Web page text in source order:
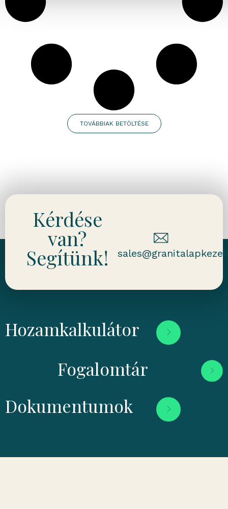
TOVÁBBIAK BETÖLTÉSE
Kérdése
van?
Segítünk!
Hozamkalkulátor
Fogalomtár
Dokumentumok